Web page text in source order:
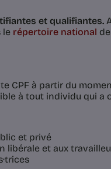
et qualifiantes.
le répertoire national
CPF à partir du
à tout individu qui a
et privé
libérale et aux